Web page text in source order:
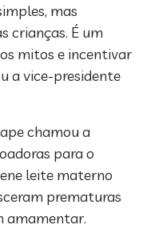
mas
crianças. É um
mitos e incentivar
a vice-presidente
chamou a
para o
leite materno
prematuras
amamentar.